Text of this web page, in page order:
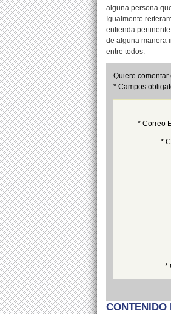
alguna persona
Igualmente
entienda
de alguna manera
entre todos.
Quiere comentar
* Campos
* Correo
*
*